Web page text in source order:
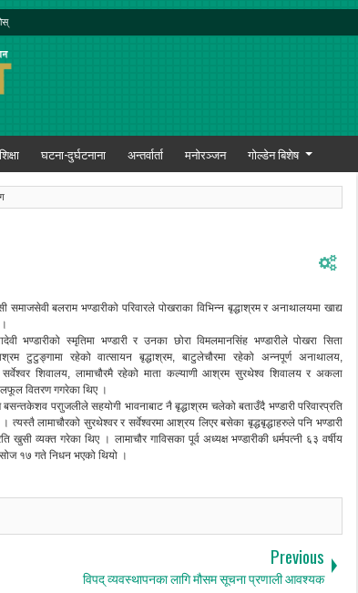
शिक्षा घटना-दुर्घटनाना अन्तर्वार्ता मनोरञ्जन गोल्डेन बिशेष
समाजसेवी बलराम भण्डारीको परिवारले पोखराका विभिन्न बृद्धाश्रम र अनाथालयमा खाद्य
भण्डारीको स्मृतिमा भण्डारी र उनका छोरा विमलमानसिंह भण्डारीले पोखरा सिता
टुटुङ्गामा रहेको वात्सायन बृद्धाश्रम, बाटुलेचौरमा रहेको अन्नपूर्ण अनाथालय,
सर्वेश्वर शिवालय, लामाचौरमै रहेको माता कल्याणी आश्रम सुरथेश्व शिवालय र अकला
वितरण गगरेका थिए ।
बसन्तकेशव पराुजलीले सहयोगी भावनाबाट नै बृद्धाश्रम चलेको बताउँदै भण्डारी परिवारप्रति
त्यस्तै लामाचौरको सुरथेश्वर र सर्वेश्वरमा आश्रय लिएर बसेका बृद्धबृद्धाहरुले पनि भण्डारी
खुसी व्यक्त गरेका थिए । लामाचौर गाविसका पूर्व अध्यक्ष भण्डारीकी धर्मपत्नी ६३ वर्षीय
१७ गते निधन भएको थियो ।
Previous
विपद् व्यवस्थापनका लागि मौसम सूचना प्रणाली आवश्यक